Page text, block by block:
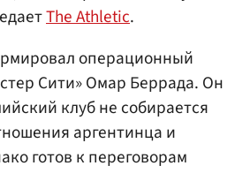
The Athletic.
операционный
Сити» Омар Беррада. Он
клуб не собирается
аргентинца и
готов к переговорам